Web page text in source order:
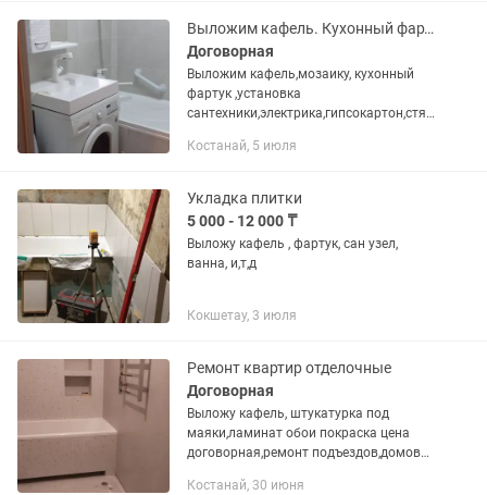
Выложим кафель. Кухонный фартук.
Договорная
Выложим кафель,мозаику, кухонный
фартук ,установка
сантехники,электрика,гипсокартон,стя
Костанай, 5 июля
Укладка плитки
5 000 - 12 000 ₸
Выложу кафель , фартук, сан узел,
ванна, и,т,д
Кокшетау, 3 июля
Ремонт квартир отделочные
Договорная
Выложу кафель, штукатурка под
маяки,ламинат обои покраска цена
договорная,ремонт подъездов,домов
Костанай, 30 июня